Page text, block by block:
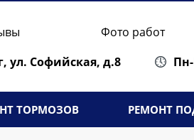
Фото работ
ул. Софийская, д.8
ТОРМОЗОВ РЕМОНТ